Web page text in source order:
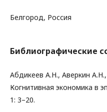
Белгород, Россия
Библиографические
Абдикеев А.Н., Аверкин
Когнитивная экономика в
1: 3–20.